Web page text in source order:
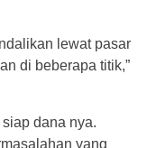
lewat pasar
di beberapa titik,”
dana nya.
yang